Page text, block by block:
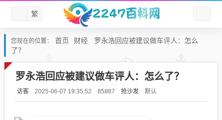
繁
您现在的位置： 首页 财经
罗永浩回应被建议做车评人：怎么
了？
罗永浩回应被建议做车评人：怎么了？
访客 2025-06-07 19:35:52 85887 抢沙发 默认